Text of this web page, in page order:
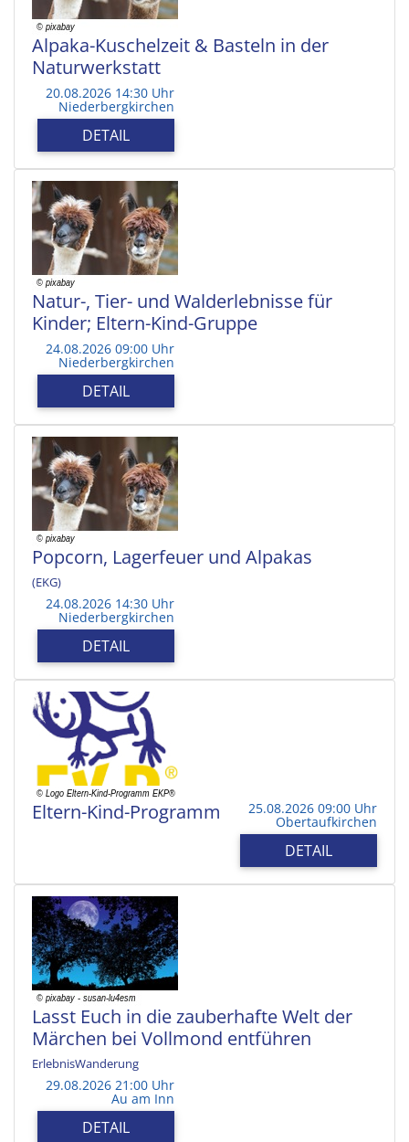
Alpaka-Kuschelzeit & Basteln in der
Naturwerkstatt
20.08.2026 14:30 Uhr
Niederbergkirchen
DETAIL
Natur-, Tier- und Walderlebnisse für
Kinder; Eltern-Kind-Gruppe
24.08.2026 09:00 Uhr
Niederbergkirchen
DETAIL
Popcorn, Lagerfeuer und Alpakas
(EKG)
24.08.2026 14:30 Uhr
Niederbergkirchen
DETAIL
Eltern-Kind-Programm 25.08.2026 09:00 Uhr
Obertaufkirchen
DETAIL
Lasst Euch in die zauberhafte Welt der
Märchen bei Vollmond entführen
ErlebnisWanderung
29.08.2026 21:00 Uhr
Au am Inn
DETAIL